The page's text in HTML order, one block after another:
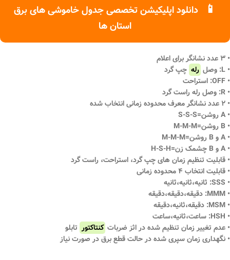
📱
دانلود اپلیکیشن تخصصی جدول خاموشی های برق
استان ها
• ۳ عدد نشانگر برای اعلام
• L: وصل
رله چپ گرد
• OFF: استراحت
• R: وصل رله راست گرد
• ۲ عدد نشانگر معرف محدوده زمانی انتخاب شده
• A روشن=S-S-S
• B روشن=M-M-M
• A و B روشن=M-M-M
• A و B چشمک زن=H-S-H
• قابلیت تنظیم زمان های چپ گرد، استراحت، راست گرد
• قابلیت انتخاب ۴ محدوده زمانی
• SSS: ثانیه،ثانیه،ثانیه
• MMM: دقیقه،دقیقه،دقیقه
• MSM: دقیقه،ثانیه،دقیقه
• HSH: ساعت،ثانیه،ساعت
• عدم تغییر زمان تنظیم شده در اثز ضربات کنتاکتور تابلو
• نگهداری زمان سپری شده در حالت قطع برق در صورت نیاز